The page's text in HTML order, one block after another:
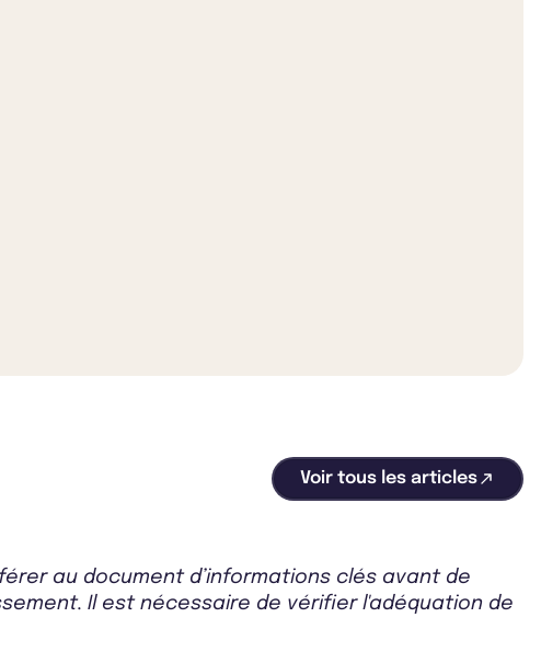
Voir tous les articles
au document d’informations clés avant de
Il est nécessaire de vérifier l'adéquation de